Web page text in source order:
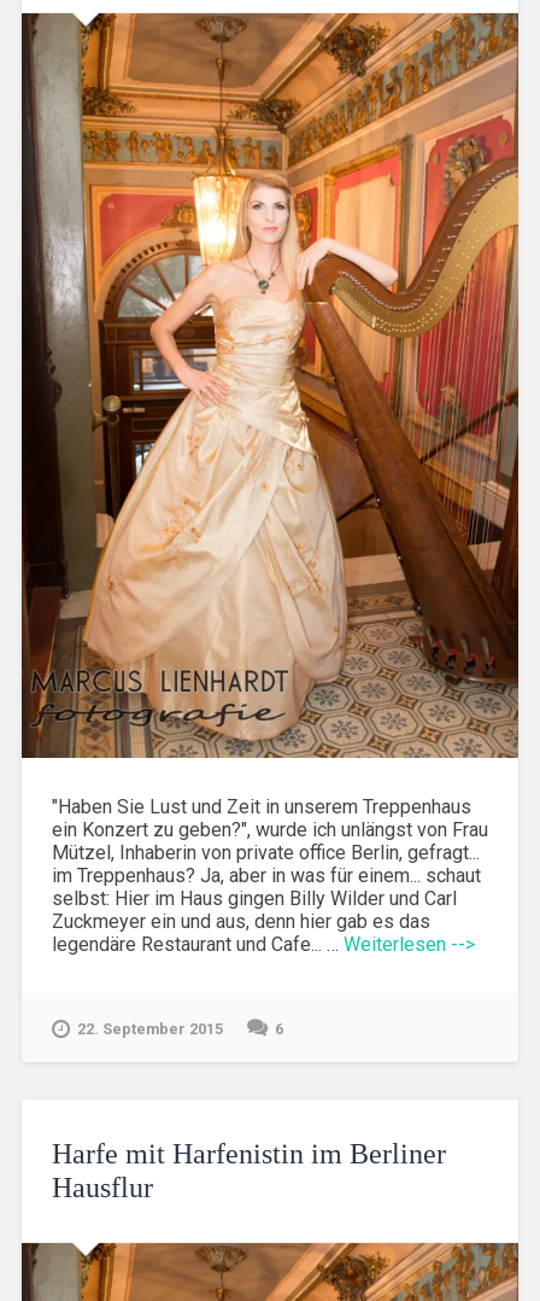
"Haben Sie Lust und Zeit in unserem Treppenhaus
ein Konzert zu geben?", wurde ich unlängst von Frau
Mützel, Inhaberin von private office Berlin, gefragt...
im Treppenhaus? Ja, aber in was für einem... schaut
selbst: Hier im Haus gingen Billy Wilder und Carl
Zuckmeyer ein und aus, denn hier gab es das
legendäre Restaurant und Cafe... … Weiterlesen -->
22. September 2015 6
Harfe mit Harfenistin im Berliner
Hausflur